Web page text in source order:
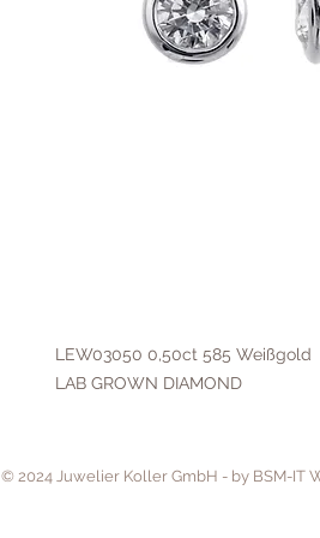
LEW03050 0,50ct 585 Weißgold
LAB GROWN DIAMOND
© 2024 Juwelier Koller GmbH - by BSM-IT